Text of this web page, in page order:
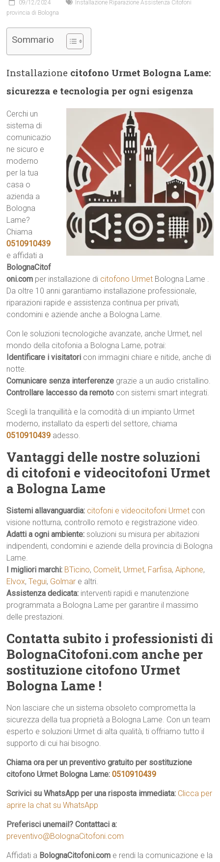
09/12/2024
Installazione Riparazione Assistenza Citofoni
provincia di Bologna
Sommario
Installazione citofono Urmet Bologna Lame:
sicurezza e tecnologia per ogni esigenza
Cerchi un
sistema di
comunicazio
ne sicuro e
moderno
per la tua
casa o
azienda a
Bologna
Lame?
Chiama
0510910439
e affidati a
BolognaCitof
oni.com per installazione di citofono Urmet Bologna Lame .
Da oltre 10 anni garantiamo installazione professionale,
riparazioni rapide e assistenza continua per privati,
condomini e aziende anche a Bologna Lame.
Con le soluzioni tecnologiche avanzate, anche Urmet, nel
mondo della citofonia a Bologna Lame, potrai:
Identificare i visitatori con immagini chiare e nitide, anche di
notte.
Comunicare senza interferenze grazie a un audio cristallino.
Controllare laccesso da remoto con sistemi smart integrati.
Scegli la tranquillità e la comodità di un impianto Urmet
moderno, installato da esperti del settore, chiama
0510910439 adesso.
Vantaggi delle nostre soluzioni
di citofoni e videocitofoni Urmet
a Bologna Lame
Sistemi allavanguardia: citofoni e videocitofoni Urmet con
visione notturna, controllo remoto e registrazione video.
Adatti a ogni ambiente: soluzioni su misura per abitazioni
indipendenti, condomini e aziende della provincia di Bologna
Lame.
I migliori marchi: BTicino, Comelit, Urmet, Farfisa,Aiphone,
Elvox,Tegui, Golmar e altri.
Assistenza dedicata: interventi rapidi e manutenzione
programmata a Bologna Lame per garantire il massimo
delle prestazioni.
Contatta subito i professionisti di
BolognaCitofoni.com anche per
sostituzione citofono Urmet
Bologna Lame !
Non lasciare che un sistema obsoleto comprometta la
sicurezza della tua proprietà a Bologna Lame. Con un team
esperto e soluzioni Urmet di alta qualità, ti offriamo tutto il
supporto di cui hai bisogno.
Chiama ora per un preventivo gratuito per sostituzione
citofono Urmet Bologna Lame:0510910439
Scrivici su WhatsApp per una risposta immediata: Clicca per
aprire la chat su WhatsApp
Preferisci unemail? Contattaci a:
preventivo@BolognaCitofoni.com
Affidati a BolognaCitofoni.com e rendi la comunicazione e la